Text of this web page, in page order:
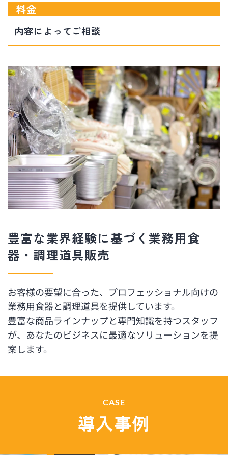
料金
内容によってご相談
豊富な業界経験に基づく業務用食
器・調理道具販売
お客様の要望に合った、プロフェッショナル向けの
業務用食器と調理道具を提供しています。
豊富な商品ラインナップと専門知識を持つスタッフ
が、あなたのビジネスに最適なソリューションを提
案します。
CASE
導入事例